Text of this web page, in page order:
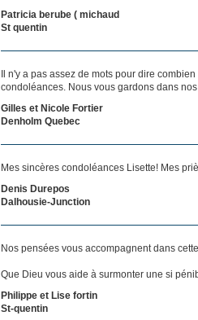
Patricia berube ( michaud
St quentin
Il n'y a pas assez de mots pour dire
condoléances. Nous vous gardons dans
Gilles et Nicole Fortier
Denholm Quebec
Mes sincères condoléances Lisette! Mes
Denis Durepos
Dalhousie-Junction
Nos pensées vous accompagnent dans
Que Dieu vous aide à surmonter une si
Philippe et Lise fortin
St-quentin